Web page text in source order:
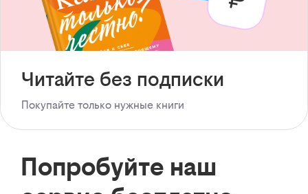
Читайте без подписки
Покупайте только нужные книги
Попробуйте наш